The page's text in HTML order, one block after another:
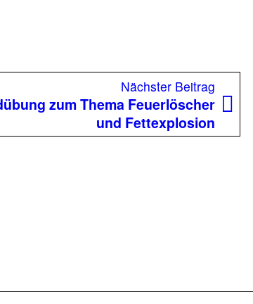
Nächster Beitrag
Beitrag:
zum Thema Feuerlöscher
und Fettexplosion